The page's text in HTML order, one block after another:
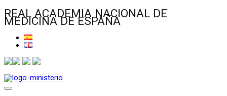
REAL ACADEMIA NACIONAL DE
MEDICINA DE ESPAÑA